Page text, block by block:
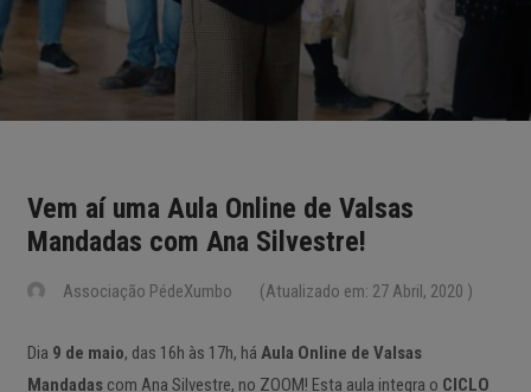
Vem aí uma Aula Online de Valsas
Mandadas com Ana Silvestre!
Associação PédeXumbo (Atualizado em: 27 Abril, 2020 )
Dia 9 de maio, das 16h às 17h, há Aula Online de Valsas
Mandadas com Ana Silvestre, no ZOOM! Esta aula integra o CICLO